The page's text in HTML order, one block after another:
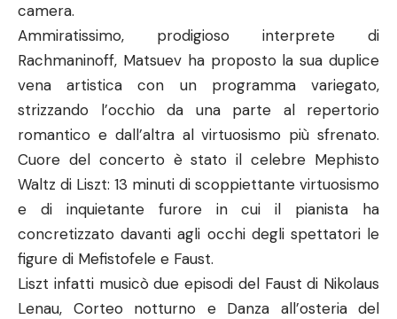
camera.
Ammiratissimo, prodigioso interprete di
Rachmaninoff, Matsuev ha proposto la sua duplice
vena artistica con un programma variegato,
strizzando l’occhio da una parte al repertorio
romantico e dall’altra al virtuosismo più sfrenato.
Cuore del concerto è stato il celebre Mephisto
Waltz di Liszt: 13 minuti di scoppiettante virtuosismo
e di inquietante furore in cui il pianista ha
concretizzato davanti agli occhi degli spettatori le
figure di Mefistofele e Faust.
Liszt infatti musicò due episodi del Faust di Nikolaus
Lenau, Corteo notturno e Danza all’osteria del